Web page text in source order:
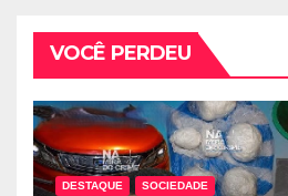
VOCÊ PERDEU
DESTAQUE SOCIEDADE